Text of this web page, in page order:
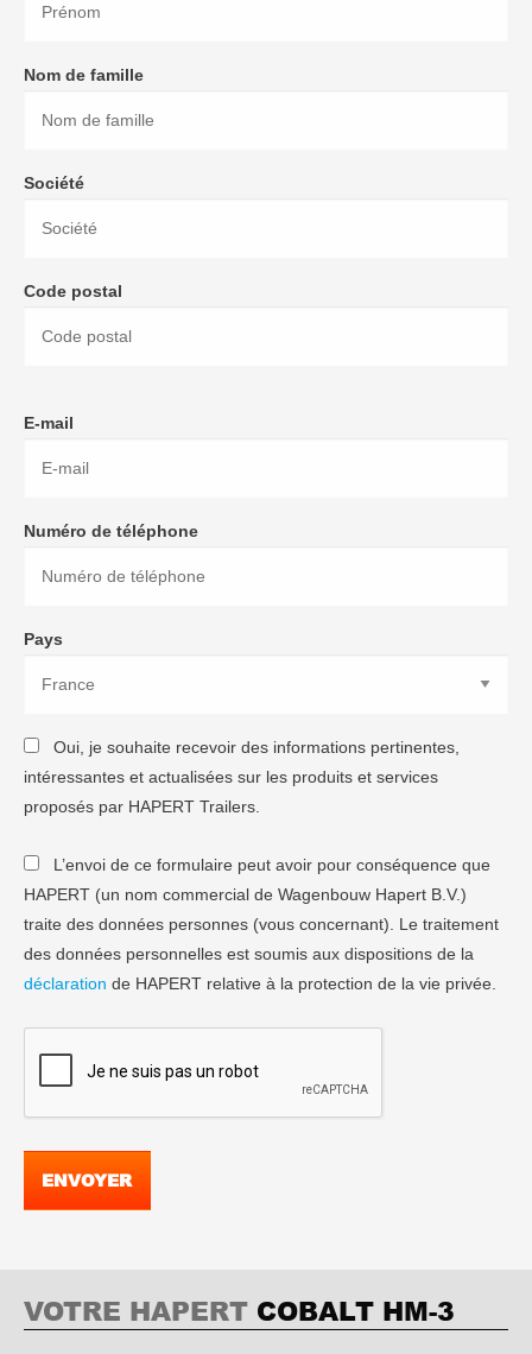
Nom de famille
Société
Code postal
E-mail
Numéro de téléphone
Pays
Oui, je souhaite recevoir des informations pertinentes,
intéressantes et actualisées sur les produits et services
proposés par HAPERT Trailers.
L’envoi de ce formulaire peut avoir pour conséquence que
HAPERT (un nom commercial de Wagenbouw Hapert B.V.)
traite des données personnes (vous concernant). Le traitement
des données personnelles est soumis aux dispositions de la
déclaration de HAPERT relative à la protection de la vie privée.
ENVOYER
VOTRE HAPERT COBALT HM-3